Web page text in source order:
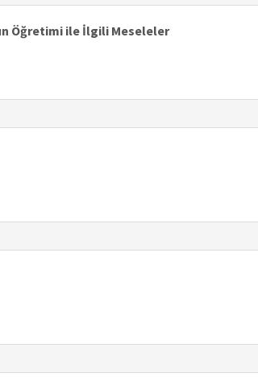
Öğretimi ile İlgili Meseleler